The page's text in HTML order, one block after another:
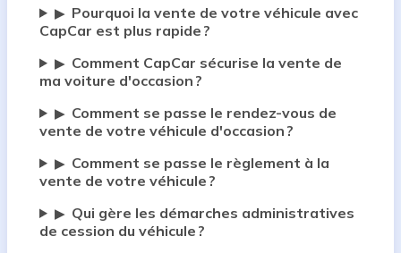
▶ Pourquoi la vente de votre véhicule avec
CapCar est plus rapide ?
▶ Comment CapCar sécurise la vente de
ma voiture d'occasion ?
▶ Comment se passe le rendez-vous de
vente de votre véhicule d'occasion ?
▶ Comment se passe le règlement à la
vente de votre véhicule ?
▶ Qui gère les démarches administratives
de cession du véhicule ?